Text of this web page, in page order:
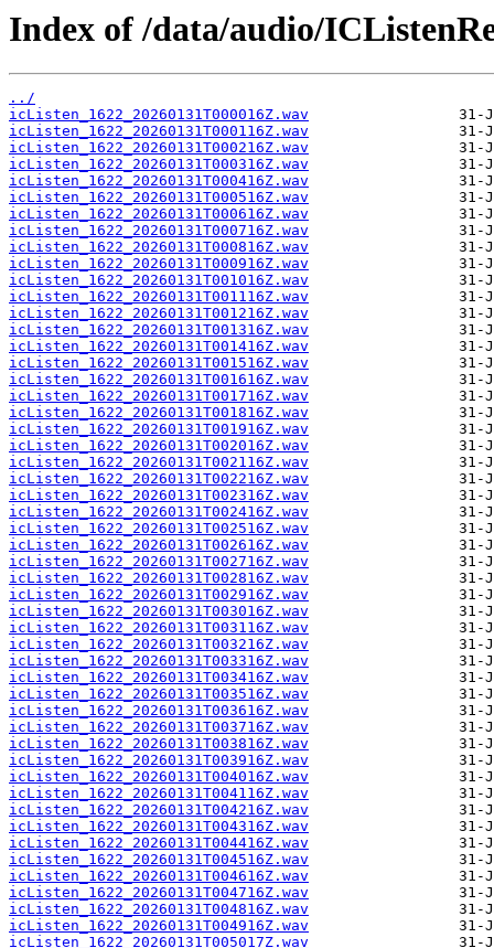
Index of /data/audio/
../
icListen_1622_20260131T000016Z.wav
icListen_1622_20260131T000116Z.wav
icListen_1622_20260131T000216Z.wav
icListen_1622_20260131T000316Z.wav
icListen_1622_20260131T000416Z.wav
icListen_1622_20260131T000516Z.wav
icListen_1622_20260131T000616Z.wav
icListen_1622_20260131T000716Z.wav
icListen_1622_20260131T000816Z.wav
icListen_1622_20260131T000916Z.wav
icListen_1622_20260131T001016Z.wav
icListen_1622_20260131T001116Z.wav
icListen_1622_20260131T001216Z.wav
icListen_1622_20260131T001316Z.wav
icListen_1622_20260131T001416Z.wav
icListen_1622_20260131T001516Z.wav
icListen_1622_20260131T001616Z.wav
icListen_1622_20260131T001716Z.wav
icListen_1622_20260131T001816Z.wav
icListen_1622_20260131T001916Z.wav
icListen_1622_20260131T002016Z.wav
icListen_1622_20260131T002116Z.wav
icListen_1622_20260131T002216Z.wav
icListen_1622_20260131T002316Z.wav
icListen_1622_20260131T002416Z.wav
icListen_1622_20260131T002516Z.wav
icListen_1622_20260131T002616Z.wav
icListen_1622_20260131T002716Z.wav
icListen_1622_20260131T002816Z.wav
icListen_1622_20260131T002916Z.wav
icListen_1622_20260131T003016Z.wav
icListen_1622_20260131T003116Z.wav
icListen_1622_20260131T003216Z.wav
icListen_1622_20260131T003316Z.wav
icListen_1622_20260131T003416Z.wav
icListen_1622_20260131T003516Z.wav
icListen_1622_20260131T003616Z.wav
icListen_1622_20260131T003716Z.wav
icListen_1622_20260131T003816Z.wav
icListen_1622_20260131T003916Z.wav
icListen_1622_20260131T004016Z.wav
icListen_1622_20260131T004116Z.wav
icListen_1622_20260131T004216Z.wav
icListen_1622_20260131T004316Z.wav
icListen_1622_20260131T004416Z.wav
icListen_1622_20260131T004516Z.wav
icListen_1622_20260131T004616Z.wav
icListen_1622_20260131T004716Z.wav
icListen_1622_20260131T004816Z.wav
icListen_1622_20260131T004916Z.wav
icListen_1622_20260131T005017Z.wav